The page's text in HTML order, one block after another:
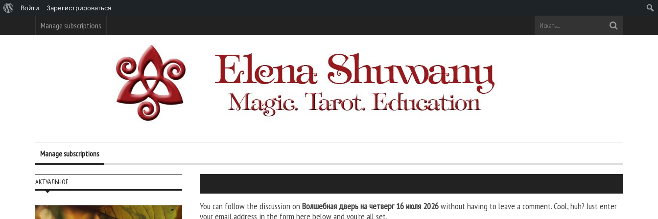
Manage subscriptions
Manage subscriptions
You can follow the discussion on Волшебная дверь на четверг 16 июля 2026without having to leave a comment. Cool, huh? Just enter
your email address in the form here below and you’re all set.
АКТУАЛЬНОЕ
WordPress
Войти Зарегистрироваться